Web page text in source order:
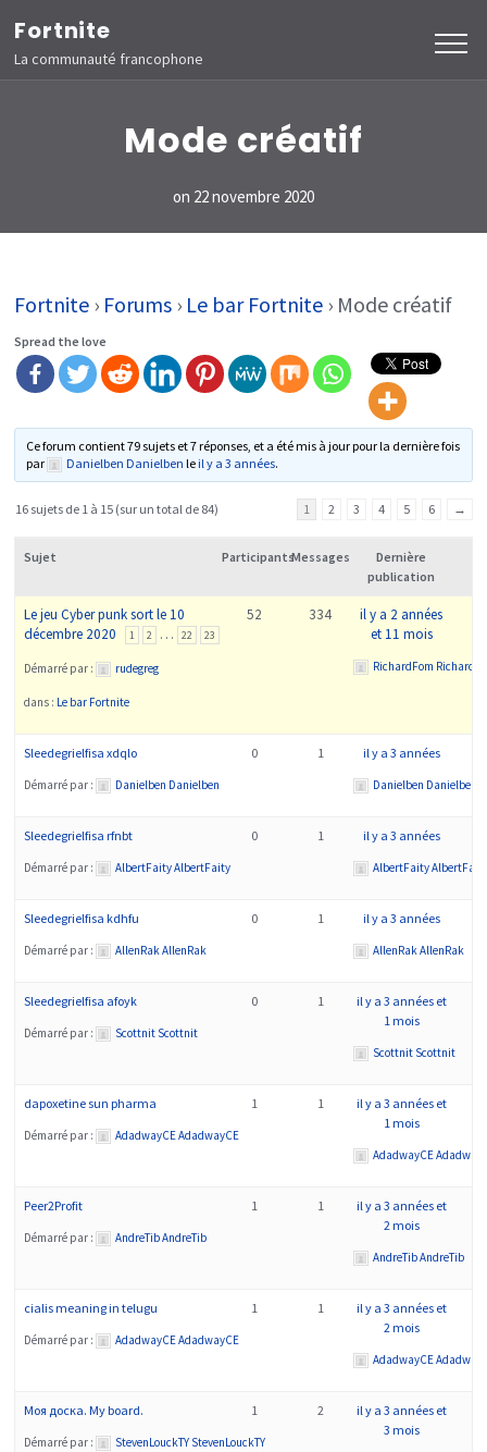
Aller
au
contenu
Fortnite
La communauté francophone
Mode créatif
on 22 novembre 2020
Fortnite › Forums › Le bar Fortnite › Mode créatif
Spread the love
Ce forum contient 79 sujets et 7 réponses, et a été mis à jour pour la dernière fois
par
Danielben Danielben le il y a 3 années.
16 sujets de 1 à 15 (sur un total de 84) 1 2 3 4 5 6 →
Sujet ParticipantsMessages
Dernière
publication
Le jeu Cyber punk sort le 10
décembre 2020
1 2 … 22 23
Démarré par : rudegreg
dans : Le bar Fortnite
52 334
il y a 2 années
et 11 mois
RichardFom
Sleedegrielfisa xdqlo
Démarré par : Danielben Danielben
0 1 il y a 3 années
Danielben Danielben
Sleedegrielfisa rfnbt
Démarré par : AlbertFaity AlbertFaity
0 1 il y a 3 années
AlbertFaity AlbertFaity
Sleedegrielfisa kdhfu
Démarré par : AllenRak AllenRak
0 1 il y a 3 années
AllenRak AllenRak
Sleedegrielfisa afoyk
Démarré par : Scottnit Scottnit
0 1
il y a 3 années et
1 mois
Scottnit Scottnit
dapoxetine sun pharma
Démarré par : AdadwayCE AdadwayCE
1 1
il y a 3 années et
1 mois
AdadwayCE
Peer2Profit
Démarré par : AndreTib AndreTib
1 1
il y a 3 années et
2 mois
AndreTib AndreTib
cialis meaning in telugu
Démarré par : AdadwayCE AdadwayCE
1 1
il y a 3 années et
2 mois
AdadwayCE
Моя доска. My board.
Démarré par : StevenLouckTY StevenLouckTY
1 2
il y a 3 années et
3 mois